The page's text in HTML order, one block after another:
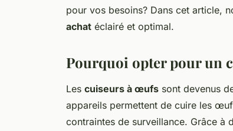
pour vos besoins? Dans cet article,
achat éclairé et optimal.
Pourquoi opter pour un
Les cuiseurs à œufs sont devenus
appareils permettent de cuire les
contraintes de surveillance. Grâce à